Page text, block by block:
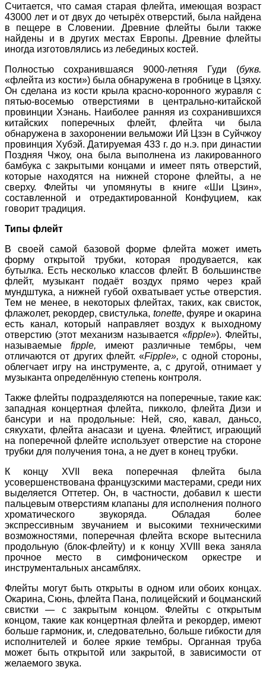
Считается, что самая старая флейта, имеющая возраст
43000 лет и от двух до четырёх отверстий, была найдена
в пещере в Словении. Древние флейты были также
найдены и в других местах Европы. Древние флейты
иногда изготовлялись из лебединых костей.
Полностью сохранившаяся 9000-летняя Гуди (букв.
«флейта из кости») была обнаружена в гробнице в Цзяху.
Он сделана из кости крыла красно-коронного журавля с
пятью-восемью отверстиями в центрально-китайской
провинции Хэнань. Наиболее ранняя из сохранившихся
китайских поперечных флейт, флейта чи была
обнаружена в захоронении вельможи Ий Цзэн в Суйчжоу
провинция Хубэй. Датируемая 433 г. до н.э. при династии
Поздняя Чжоу, она была выполнена из лакированного
бамбука с закрытыми концами и имеет пять отверстий,
которые находятся на нижней стороне флейты, а не
сверху. Флейты чи упомянуты в книге «Ши Цзин»,
составленной и отредактированной Конфуцием, как
говорит традиция.
Типы флейт
В своей самой базовой форме флейта может иметь
форму открытой трубки, которая продувается, как
бутылка. Есть несколько классов флейт. В большинстве
флейт, музыкант подаёт воздух прямо через край
мундштука, а нижней губой охватывает устье отверстия.
Тем не менее, в некоторых флейтах, таких, как свисток,
флажолет, рекордер, свистулька, tonette, фуяре и окарина
есть канал, который направляет воздух к выходному
отверстию (этот механизм называется «fipple»). Флейты,
называемые fipple, имеют различные тембры, чем
отличаются от других флейт. «Fipple»,с одной стороны,
облегчает игру на инструменте, а, с другой, отнимает у
музыканта определённую степень контроля.
Также флейты подразделяются на поперечные, такие как:
западная концертная флейта, пикколо, флейта Дизи и
бансури и на продольные: Ней, сяо, кавал, даньсо,
сякухати, флейта анасази и цуена. Флейтист, играющий
на поперечной флейте использует отверстие на стороне
трубки для получения тона, а не дует в конец трубки.
К концу XVII века поперечная флейта была
усовершенствована французскими мастерами, среди них
выделяется Оттетер. Он, в частности, добавил к шести
пальцевым отверстиям клапаны для исполнения полного
хроматического звукоряда. Обладая более
экспрессивным звучанием и высокими техническими
возможностями, поперечная флейта вскоре вытеснила
продольную (блок-флейту) и к концу XVIII века заняла
прочное место в симфоническом оркестре и
инструментальных ансамблях.
Флейты могут быть открыты в одном или обоих концах.
Окарина, Сюнь, флейта Пана, полицейский и боцманский
свистки — с закрытым концом. Флейты с открытым
концом, такие как концертная флейта и рекордер, имеют
больше гармоник, и, следовательно, больше гибкости для
исполнителей и более яркие тембры. Органная труба
может быть открытой или закрытой, в зависимости от
желаемого звука.